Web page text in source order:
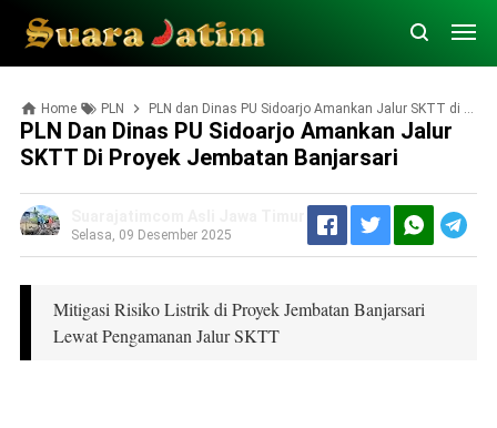
Home PLN PLN dan Dinas PU Sidoarjo Amankan Jalur SKTT di Proyek Jembatan Banjarsari
PLN Dan Dinas PU Sidoarjo Amankan Jalur
SKTT Di Proyek Jembatan Banjarsari
Selasa, 09 Desember 2025
Mitigasi Risiko Listrik di Proyek Jembatan Banjarsari
Lewat Pengamanan Jalur SKTT